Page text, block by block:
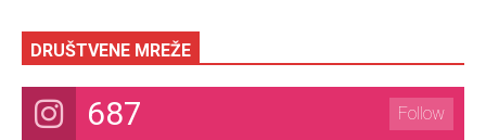
DRUŠTVENE MREŽE
687 Follow